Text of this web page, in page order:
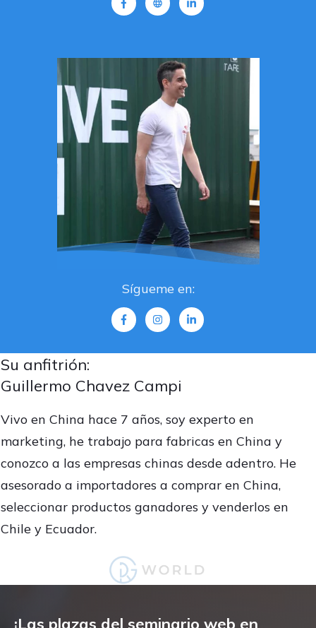
Su anfitrión:
Guillermo Chavez Campi
Vivo en China hace 7 años, soy experto en
marketing, he trabajo para fabricas en China y
conozco a las empresas chinas desde adentro. He
asesorado a importadores a comprar en China,
seleccionar productos ganadores y venderlos en
Chile y Ecuador.
Sígueme en:
¡Las plazas del seminario web en